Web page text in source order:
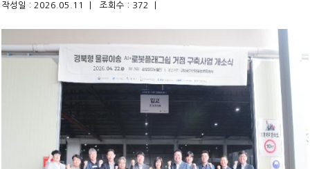
작성일 : 2026.05.11 | 조회수 : 372 |